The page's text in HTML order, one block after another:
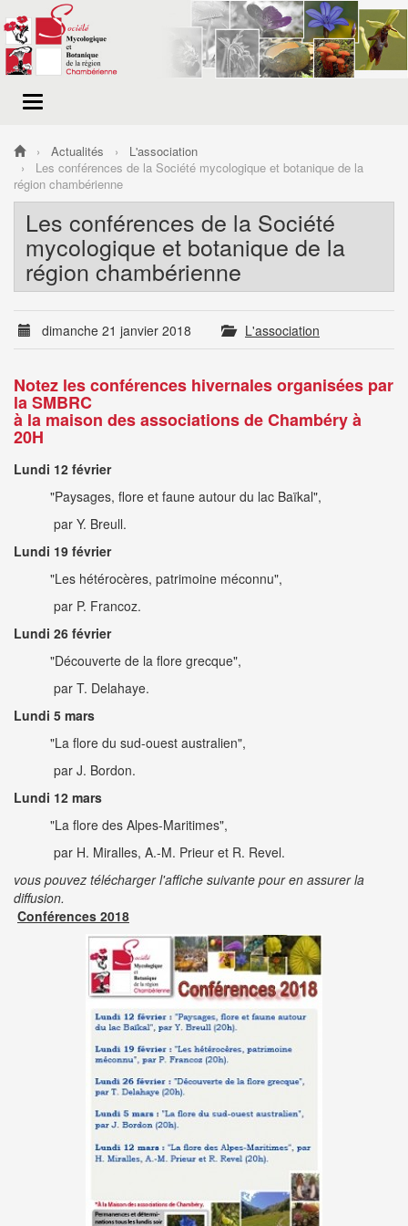
Menu
Actualités
L'association
Les conférences de la Société mycologique et botanique de la
région chambérienne
Les conférences de la Société
mycologique et botanique de la
région chambérienne
dimanche 21 janvier 2018 L'association
Notez les conférences hivernales organisées par
la SMBRC
à la maison des associations de Chambéry à
20H
Lundi 12 février
"Paysages, flore et faune autour du lac Baïkal",
par Y. Breull.
Lundi 19 février
"Les hétérocères, patrimoine méconnu",
par P. Francoz.
Lundi 26 février
"Découverte de la flore grecque",
par T. Delahaye.
Lundi 5 mars
"La flore du sud-ouest australien",
par J. Bordon.
Lundi 12 mars
"La flore des Alpes-Maritimes",
par H. Miralles, A.-M. Prieur et R. Revel.
vous pouvez télécharger l'affiche suivante pour en assurer la
diffusion.
Conférences 2018